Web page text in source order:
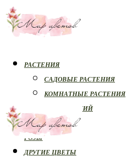
РАСТЕНИЯ
САДОВЫЕ РАСТЕНИЯ
КОМНАТНЫЕ РАСТЕНИЯ
БОЛЕЗНИ РАСТЕНИЙ
ОРХИДЕИ
РОЗЫ
ДРУГИЕ ЦВЕТЫ